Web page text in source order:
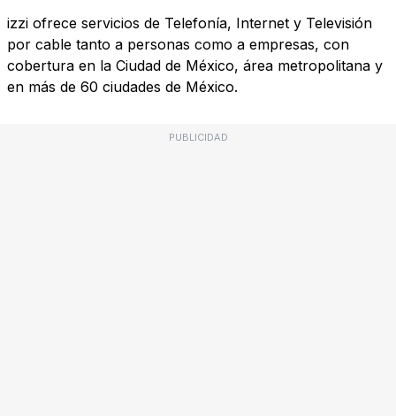
izzi ofrece servicios de Telefonía, Internet y Televisión
por cable tanto a personas como a empresas, con
cobertura en la Ciudad de México, área metropolitana y
en más de 60 ciudades de México.
PUBLICIDAD